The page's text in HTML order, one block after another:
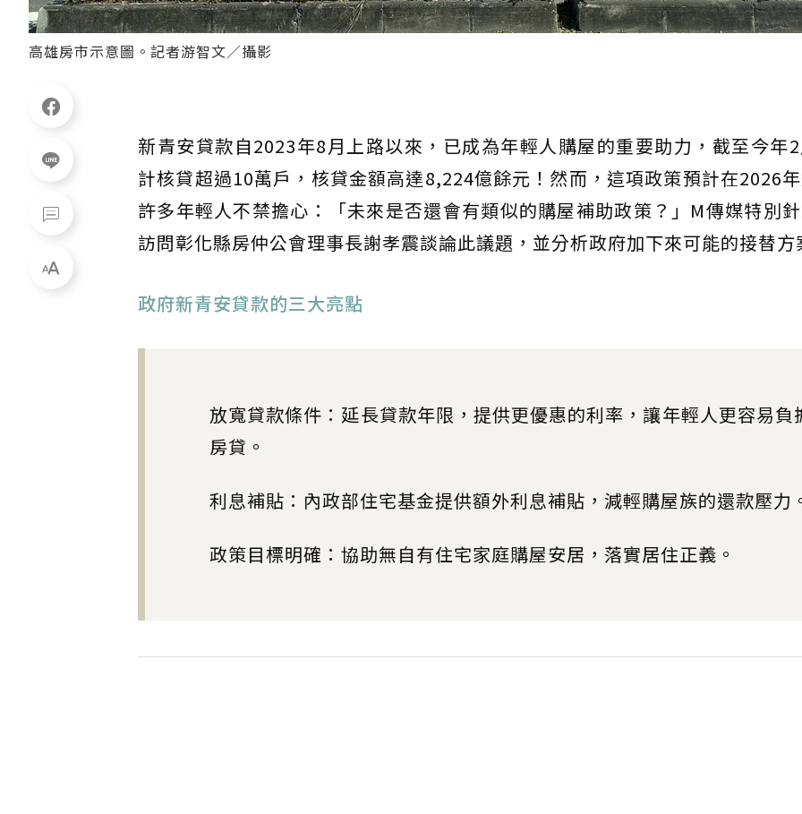
高雄房市示意圖。記者游智文／攝影
新青安貸款自2023年8月上路以來，已成為年輕人購屋的重要助力，截至今年
計核貸超過10萬戶，核貸金額高達8,224億餘元！然而，這項政策預計在2026
許多年輕人不禁擔心：「未來是否還會有類似的購屋補助政策？」M傳媒特別
訪問彰化縣房仲公會理事長謝孝震談論此議題，並分析政府加下來可能的接替方
政府新青安貸款的三大亮點
放寬貸款條件：延長貸款年限，提供更優惠的利率，讓年輕人更容易負
房貸。
利息補貼：內政部住宅基金提供額外利息補貼，減輕購屋族的還款壓力
政策目標明確：協助無自有住宅家庭購屋安居，落實居住正義。